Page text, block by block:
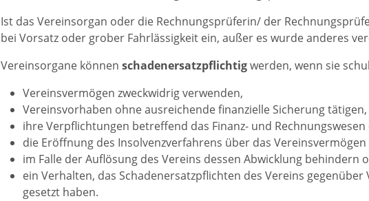
Ist das Vereinsorgan oder die Rechnungsprüferin/ der
bei Vorsatz oder grober Fahrlässigkeit ein, außer es wurde anderes
Vereinsorgane können schadenersatzpflichtigwerden, wenn sie
Vereinsvermögen zweckwidrig verwenden,
Vereinsvorhaben ohne ausreichende finanzielle Sicherung tätigen,
ihre Verpflichtungen betreffend das Finanz- und
die Eröffnung des Insolvenzverfahrens über das
im Falle der Auflösung des Vereins dessen Abwicklung behindern
ein Verhalten, das Schadenersatzpflichten des Vereins
gesetzt haben.